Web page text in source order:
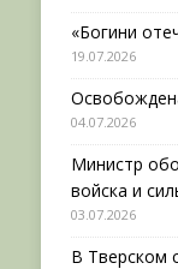
«Богини
19.07.2026
04.07.2026
Министр
войска и
03.07.2026
В Тверском